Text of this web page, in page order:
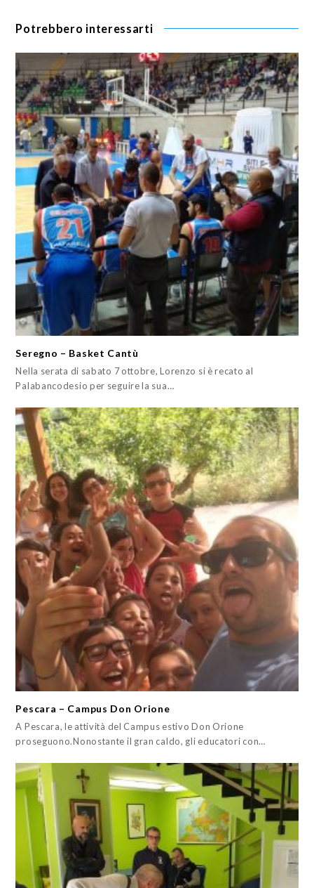
Potrebbero interessarti
Seregno – Basket Cantù
Nella serata di sabato 7 ottobre, Lorenzo si è recato al
Palabancodesio per seguire la sua…
Pescara – Campus Don Orione
A Pescara, le attività del Campus estivo Don Orione
proseguono.Nonostante il gran caldo, gli educatori con…